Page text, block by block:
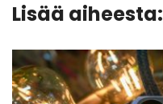
Lisää aiheesta: